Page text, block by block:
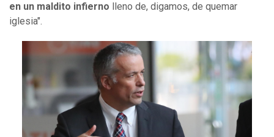
en un maldito infierno lleno de, digamos, de quemar
iglesia".